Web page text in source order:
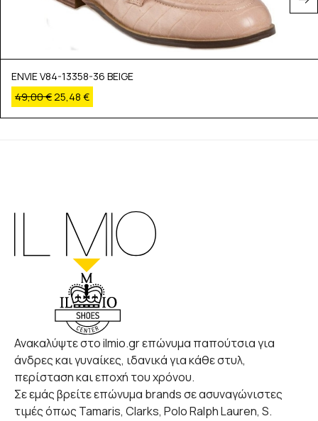
ENVIE V84-13358-36 BEIGE
49,00€ 25,48 €
Ανακαλύψτε στο ilmio.gr επώνυμα παπούτσια για
άνδρες και γυναίκες, ιδανικά για κάθε στυλ,
περίσταση και εποχή του χρόνου.
Σε εμάς βρείτε επώνυμα brands σε ασυναγώνιστες
τιμές όπως Tamaris, Clarks, Polo Ralph Lauren, S.